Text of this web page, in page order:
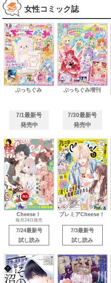
女性コミック誌
ぷっちぐみ
7/1最新号
発売中
ぷっちぐみ増刊
7/30最新号
発売中
Cheese！
毎月24日発売
7/24最新号
試し読み
プレミアCheese！
7/3最新号
試し読み